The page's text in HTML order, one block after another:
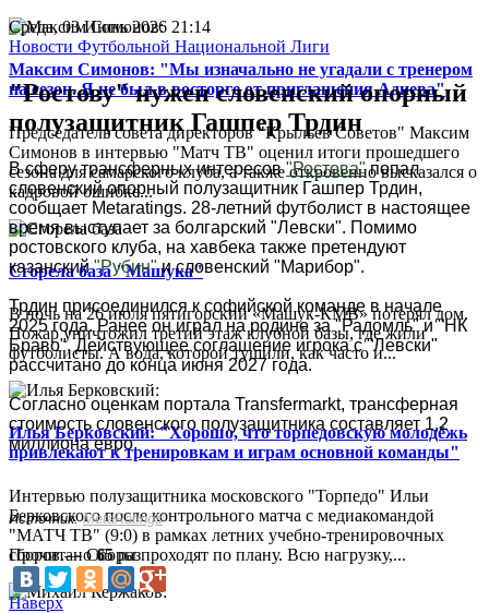
Максим Симонов: "Мы изначально не угадали с тренером
на сезон. Я не был в восторге от приглашения Адиева"
Председатель совета директоров "Крыльев Советов" Максим
Симонов в интервью "Матч ТВ" оценил итоги прошедшего
сезона для самарского клуба, а также откровенно высказался о
кадровой ошибке...
Сгорела база "Машука"
В ночь на 26 июля пятигорский «Машук-КМВ» потерял дом.
Пожар уничтожил третий этаж клубной базы, где жили
футболисты. А вода, которой тушили, как часто и...
Илья Берковский: "Хорошо, что торпедовскую молодёжь
привлекают к тренировкам и играм основной команды"
Интервью полузащитника московского "Торпедо" Ильи
Берковского после контрольного матча с медиакомандой
"МАТЧ ТВ" (9:0) в рамках летних учебно-тренировочных
сборов.— Сборы проходят по плану. Всю нагрузку,...
Среда, 03 Июнь 2026 21:14
Новости Футбольной Национальной Лиги
"Ростову" нужен словенский опорный
полузащитник Гашпер Трдин
В сферу трансферных интересов"Ростова"попал
словенский опорный полузащитник Гашпер Трдин,
сообщает Metaratings. 28-летний футболист в настоящее
время выступает за болгарский "Левски". Помимо
ростовского клуба, на хавбека также претендуют
казанский"Рубин"и словенский "Марибор".
Трдин присоединился к софийской команде в начале
2025 года. Ранее он играл на родине за "Радомль" и "НК
Браво". Действующее соглашение игрока с "Левски"
рассчитано до конца июня 2027 года.
Согласно оценкам портала Transfermarkt, трансферная
стоимость словенского полузащитника составляет 1,2
миллиона евро.
Источник:MetaRatings
Прочитано65раз
Наверх